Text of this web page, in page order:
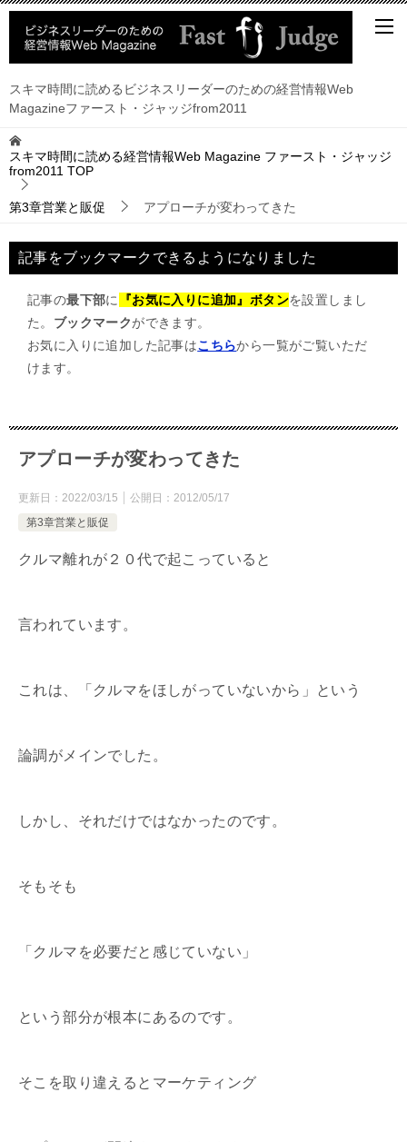
スキマ時間に読めるビジネスリーダーのための経営情報Web
Magazineファースト・ジャッジfrom2011
スキマ時間に読める経営情報Web Magazine ファースト・ジャッジ
from2011 TOP
第3章営業と販促 アプローチが変わってきた
記事をブックマークできるようになりました
記事の最下部に 『お気に入りに追加』ボタンを設置しまし
た。 ブックマークができます。
お気に入りに追加した記事はこちらから一覧がご覧いただ
けます。
アプローチが変わってきた
更新日： 2022/03/15 公開日： 2012/05/17
第3章営業と販促
クルマ離れが２０代で起こっていると
言われています。
これは、「クルマをほしがっていないから」という
論調がメインでした。
しかし、それだけではなかったのです。
そもそも
「クルマを必要だと感じていない」
という部分が根本にあるのです。
そこを取り違えるとマーケティング